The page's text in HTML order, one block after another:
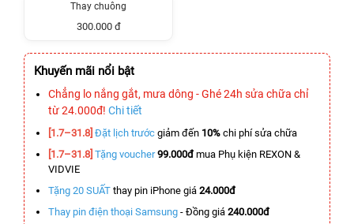
Thay chuông
300.000 đ
Khuyến mãi nổi bật
Chẳng lo nắng gắt, mưa dông - Ghé 24h sửa chữa chỉ
từ 24.000đ! Chi tiết
[1.7–31.8] Đặt lịch trước giảm đến 10% chi phí sửa chữa
[1.7–31.8] Tặng voucher 99.000đmua Phụ kiện REXON &
VIDVIE
Tặng 20 SUẤT thay pin iPhone giá 24.000đ
Thay pin điện thoại Samsung - Đồng giá 240.000đ